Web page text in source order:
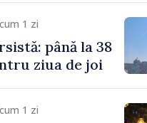
1 zi
până la 38
ziua de joi
1 zi